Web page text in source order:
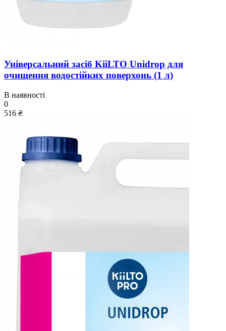
Універсальний засіб KiiLTO Unidrop для
очищення водостійких поверхонь (1 л)
В наявності
0
516 ₴